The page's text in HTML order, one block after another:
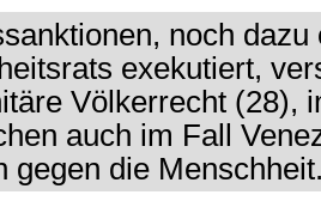
noch dazu
exekutiert,
Völkerrecht (28),
auch im Fall
gegen die